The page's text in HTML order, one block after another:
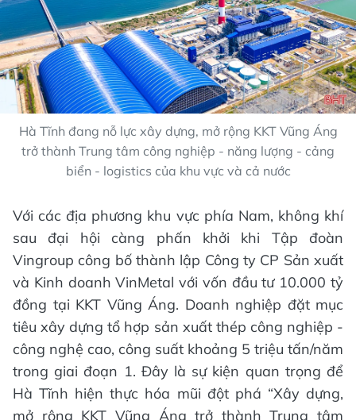
Hà Tĩnh đang nỗ lực xây dựng, mở rộng KKT Vũng Áng
trở thành Trung tâm công nghiệp - năng lượng - cảng
biển - logistics của khu vực và cả nước
Với các địa phương khu vực phía Nam, không khí
sau đại hội càng phấn khởi khi Tập đoàn
Vingroup công bố thành lập Công ty CP Sản xuất
và Kinh doanh VinMetal với vốn đầu tư 10.000 tỷ
đồng tại KKT Vũng Áng. Doanh nghiệp đặt mục
tiêu xây dựng tổ hợp sản xuất thép công nghiệp -
công nghệ cao, công suất khoảng 5 triệu tấn/năm
trong giai đoạn 1. Đây là sự kiện quan trọng để
Hà Tĩnh hiện thực hóa mũi đột phá “Xây dựng,
mở rộng KKT Vũng Áng trở thành Trung tâm